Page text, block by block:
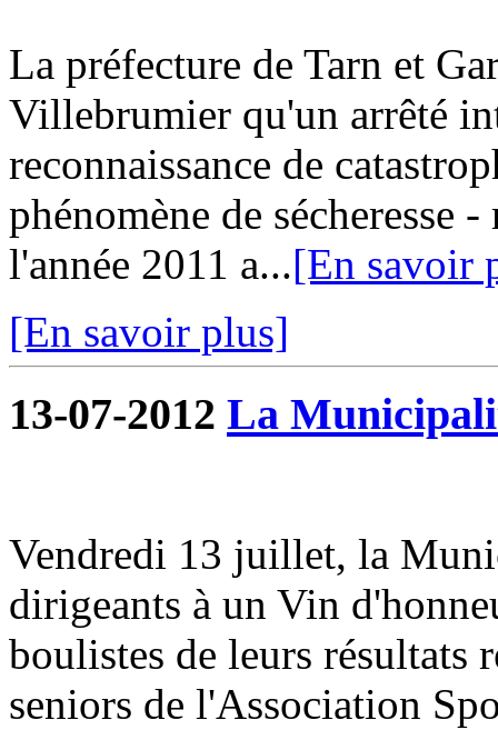
La préfecture de Tarn et
Villebrumier qu'un arrêté
reconnaissance de
phénomène de sécheresse
l'année 2011 a...[En savoir
[En savoir plus]
13-07-2012 La
Vendredi 13 juillet, la
dirigeants à un Vin
boulistes de leurs résultats
seniors de l'Association